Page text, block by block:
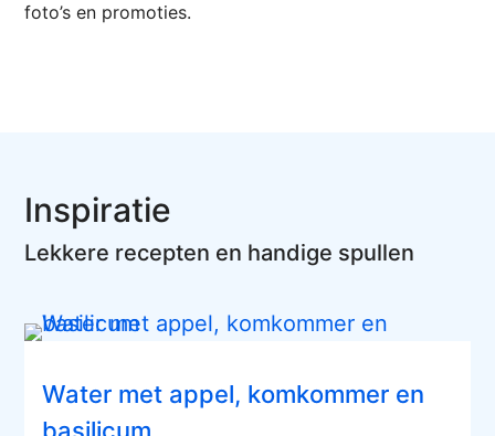
foto’s en promoties.
Inspiratie
Lekkere recepten en handige spullen
Water met appel, komkommer en